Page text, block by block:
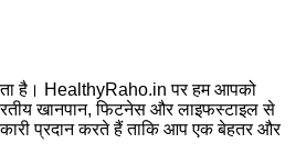
है। HealthyRaho.in पर हम आपको
खानपान, फिटनेस और लाइफस्टाइल से
प्रदान करते हैं ताकि आप एक बेहतर और